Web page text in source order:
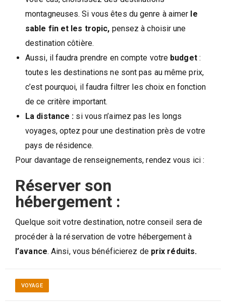
montagneuses. Si vous êtes du genre à aimer le
sable fin et les tropic, pensez à choisir une
destination côtière.
Aussi, il faudra prendre en compte votre budget :
toutes les destinations ne sont pas au même prix,
c’est pourquoi, il faudra filtrer les choix en fonction
de ce critère important.
La distance : si vous n’aimez pas les longs
voyages, optez pour une destination près de votre
pays de résidence.
Pour davantage de renseignements, rendez vous ici :
Réserver son
hébergement :
Quelque soit votre destination, notre conseil sera de
procéder à la réservation de votre hébergement à
l’avance. Ainsi, vous bénéficierez deprix réduits.
VOYAGE